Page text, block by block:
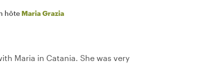
hôte Maria Grazia
Maria in Catania. She was very